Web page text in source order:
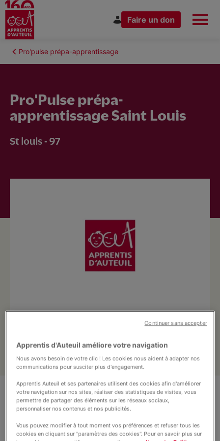
principal
Nous connaître
Vous accompagner
Faire un don
Fil Pro'pulse prépa-apprentissage
Pro'Pulse prépa-
apprentissage Saint Louis
St louis - 97
une rencontre avec l'Autre.
Présentation
Situé dans la ville de Saint Louis, le dispositif
Apprentis d'Auteuil améliore votre navigation
Nous avons besoin de votre clic ! Les cookies nous aident à adapter nos
communications pour susciter plus d'engagement.
Apprentis Auteuil et ses partenaires utilisent des cookies afin d'améliorer
votre navigation sur nos sites, réaliser des statistiques de visites, vous
permettre de partager des éléments sur les réseaux sociaux,
personnaliser nos contenus et nos publicités.
Vous pouvez modifier à tout moment vos préférences et refuser tous les
cookies en cliquant sur "paramètres des cookies". Pour en savoir plus sur
Continuer sans accepter